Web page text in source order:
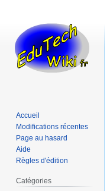
Accueil
Modifications récentes
Page au hasard
Aide
Règles d'édition
Catégories